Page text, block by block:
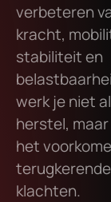
verbeteren
kracht,
stabiliteit en
werk je niet
herstel,
het
terugkerende
klachten.